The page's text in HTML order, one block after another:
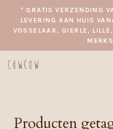
* GRATIS VERZENDING
LEVERING AAN HUIS
VOSSELAAR, GIERLE,
Producten